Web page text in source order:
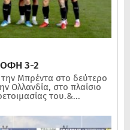
ΟΦΗ 3-2
Μπρέντα στο δεύτερο
Ολλανδία, στο πλαίσιο
του.&...